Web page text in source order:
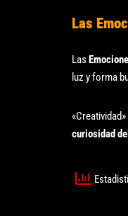
Las
Las
luz y forma
curiosidad